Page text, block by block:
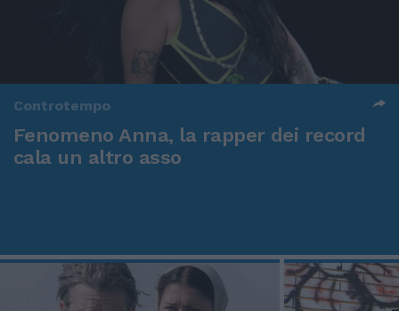
Controtempo
Fenomeno Anna, la rapper dei record
cala un altro asso